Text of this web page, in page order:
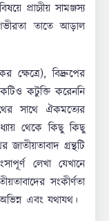
প্রাচ্যীয় সামঞ্জস্য
তাতে আড়াল
বিদ্রুপের
কটুক্তি করেননি
সাথে ঐকমত্যের
থেকে কিছু কিছু
জাতীয়তাবাদ গ্রন্থটি
লেখা যেখানে
সংকীর্ণতা
এবং যথাযথ।